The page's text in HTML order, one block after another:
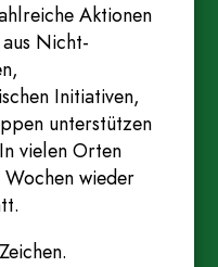
Aktionen
Nicht-
Initiativen,
unterstützen
vielen Orten
wieder